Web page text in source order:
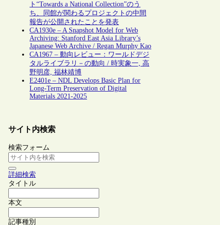
ト“Towards a National Collection”のう
ち、同館が関わるプロジェクトの中間
報告が公開されたことを発表
CA1930e – A Snapshot Model for Web
Archiving: Stanford East Asia Library’s
Japanese Web Archive / Regan Murphy Kao
CA1967 – 動向レビュー：ワールドデジ
タルライブラリ－の動向 / 時実象一, 高
野明彦, 福林靖博
E2401e – NDL Develops Basic Plan for
Long-Term Preservation of Digital
Materials 2021-2025
サイト内検索
検索フォーム
詳細検索
タイトル
本文
記事種別